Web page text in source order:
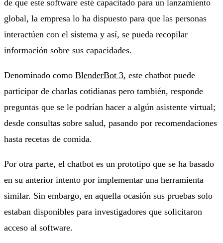
de que este software esté capacitado para un lanzamiento
global, la empresa lo ha dispuesto para que las personas
interactúen con el sistema y así, se pueda recopilar
información sobre sus capacidades.
Denominado como BlenderBot 3, este chatbot puede
participar de charlas cotidianas pero también, responde
preguntas que se le podrían hacer a algún asistente virtual;
desde consultas sobre salud, pasando por recomendaciones
hasta recetas de comida.
Por otra parte, el chatbot es un prototipo que se ha basado
en su anterior intento por implementar una herramienta
similar. Sin embargo, en aquella ocasión sus pruebas solo
estaban disponibles para investigadores que solicitaron
acceso al software.